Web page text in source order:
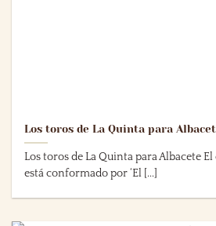
Los toros de La Quinta para
Los toros de La Quinta para Albacete
está conformado por ‘El [...]